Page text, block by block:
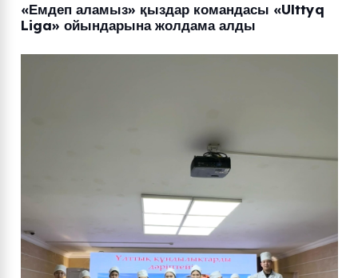
«Емдеп аламыз» қыздар командасы «Ulttyq
Liga» ойындарына жолдама алды